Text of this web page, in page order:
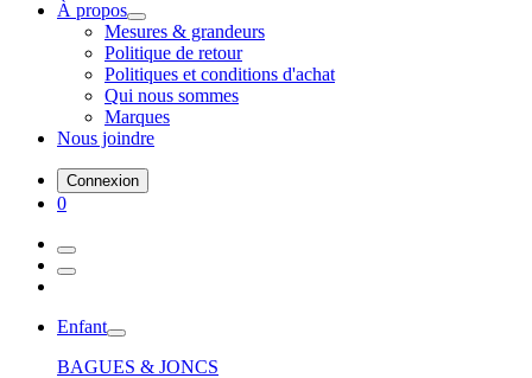
À propos
Mesures & grandeurs
Politique de retour
Politiques et conditions d'achat
Qui nous sommes
Marques
Nous joindre
Connexion
0
Enfant
BAGUES & JONCS